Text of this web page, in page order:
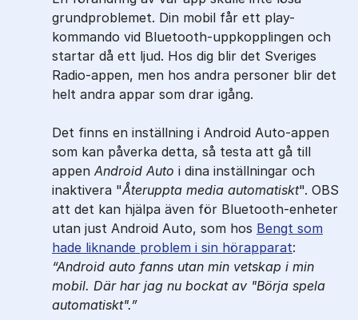
grundproblemet. Din mobil får ett play-
kommando vid Bluetooth-uppkopplingen och
startar då ett ljud. Hos dig blir det Sveriges
Radio-appen, men hos andra personer blir det
helt andra appar som drar igång.
Det finns en inställning i Android Auto-appen
som kan påverka detta, så testa att gå till
appen Android Auto i dina inställningar och
inaktivera "Återuppta media automatiskt". OBS
att det kan hjälpa även för Bluetooth-enheter
utan just Android Auto, som hos Bengt som
hade liknande problem i sin hörapparat:
Android auto fanns utan min vetskap i min
mobil. Där har jag nu bockat av "Börja spela
automatiskt".